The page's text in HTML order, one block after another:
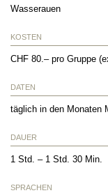
Wasserauen
KOSTEN
CHF 80.– pro Gruppe
DATEN
täglich in den Monaten
DAUER
1 Std. – 1 Std. 30 Min.
SPRACHEN